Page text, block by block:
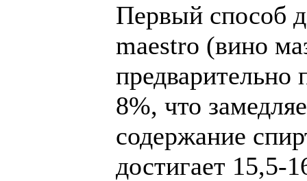
Первый способ
maestro (вино
предварительно
8%, что
содержание
достигает 15,5-